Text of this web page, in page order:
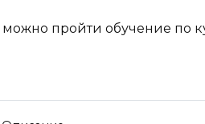
пройти обучение по